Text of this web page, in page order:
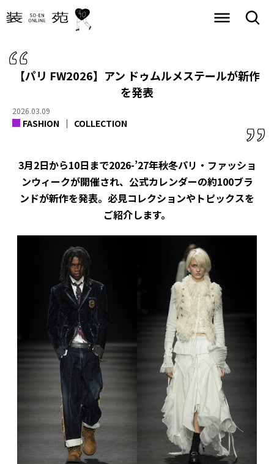
【パリ FW2026】アン ドゥムルメステールが新作
を発表
2026.03.09
FASHION COLLECTION
3月2日から10日まで2026-’27年秋冬パリ・ファッショ
ンウィークが開催され、公式カレンダーの約100ブラ
ンドが新作を発表。必見コレクションやトピックスを
ご紹介します。